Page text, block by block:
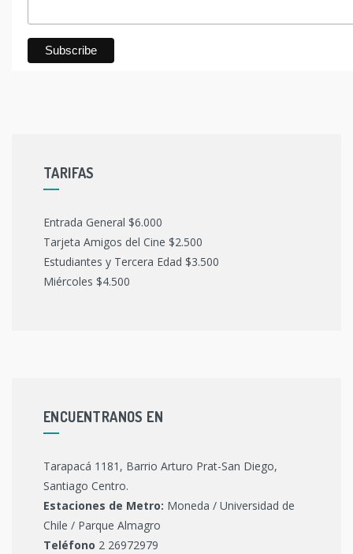
TARIFAS
Entrada General $6.000
Tarjeta Amigos del Cine $2.500
Estudiantes y Tercera Edad $3.500
Miércoles $4.500
ENCUENTRANOS EN
Tarapacá 1181, Barrio Arturo Prat-San Diego,
Santiago Centro.
Estaciones de Metro: Moneda / Universidad de
Chile / Parque Almagro
Teléfono 2 26972979